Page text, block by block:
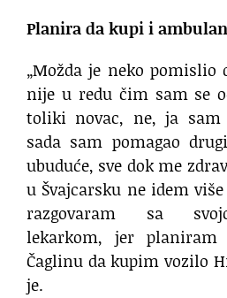
Planira da kupi i
„Možda je neko
nije u redu čim sam se
toliki novac, ne, ja sam
sada sam pomagao
ubuduće, sve dok me
u Švajcarsku ne idem
razgovaram sa
lekarkom, jer
Čaglinu da kupim vozilo
je.